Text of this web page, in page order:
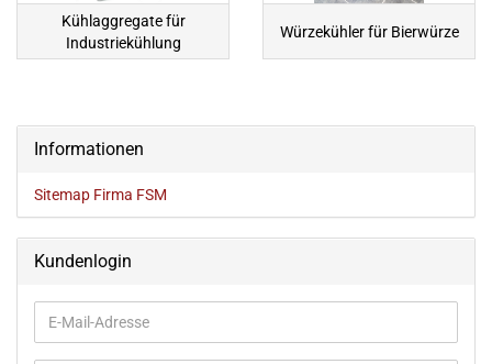
Kühlaggregate für
Industriekühlung
Würzekühler für Bierwürze
Informationen
Sitemap Firma FSM
Kundenlogin